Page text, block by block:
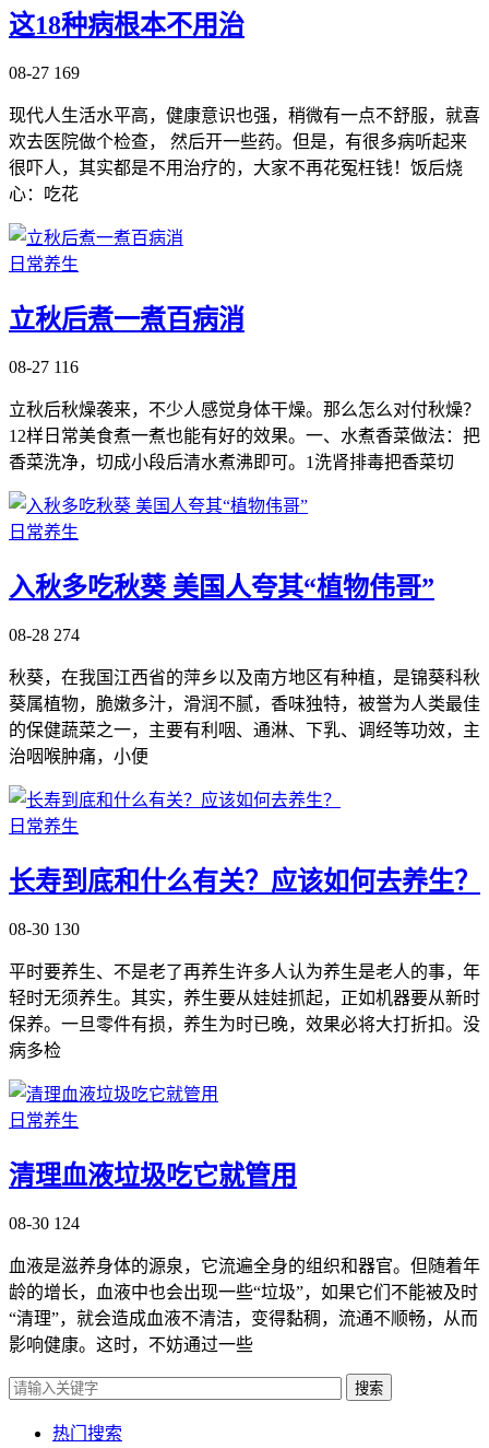
这18种病根本不用治
08-27 169
现代人生活水平高，健康意识也强，稍微有一点不舒服，就喜
欢去医院做个检查， 然后开一些药。但是，有很多病听起来
很吓人，其实都是不用治疗的，大家不再花冤枉钱！饭后烧
心：吃花
日常养生
立秋后煮一煮百病消
08-27 116
立秋后秋燥袭来，不少人感觉身体干燥。那么怎么对付秋燥？
12样日常美食煮一煮也能有好的效果。一、水煮香菜做法：把
香菜洗净，切成小段后清水煮沸即可。1洗肾排毒把香菜切
日常养生
入秋多吃秋葵 美国人夸其“植物伟哥”
08-28 274
秋葵，在我国江西省的萍乡以及南方地区有种植，是锦葵科秋
葵属植物，脆嫩多汁，滑润不腻，香味独特，被誉为人类最佳
的保健蔬菜之一，主要有利咽、通淋、下乳、调经等功效，主
治咽喉肿痛，小便
日常养生
长寿到底和什么有关？应该如何去养生？
08-30 130
平时要养生、不是老了再养生许多人认为养生是老人的事，年
轻时无须养生。其实，养生要从娃娃抓起，正如机器要从新时
保养。一旦零件有损，养生为时已晚，效果必将大打折扣。没
病多检
日常养生
清理血液垃圾吃它就管用
08-30 124
血液是滋养身体的源泉，它流遍全身的组织和器官。但随着年
龄的增长，血液中也会出现一些“垃圾”，如果它们不能被及时
“清理”，就会造成血液不清洁，变得黏稠，流通不顺畅，从而
影响健康。这时，不妨通过一些
搜索
热门搜索